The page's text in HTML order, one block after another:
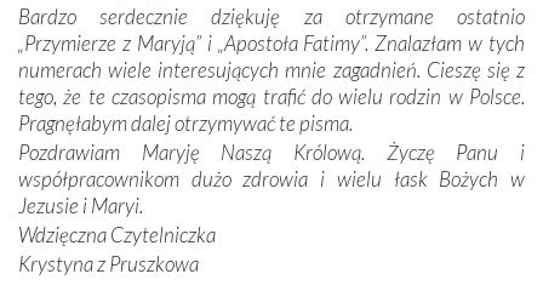
nieszczęściem i śmiercią. Te uniwersalne prawdy
przychodziły na myśl, gdy słuchaliśmy opowieści
przewodników o portugalskich monarchach i wodzach,
zwycięskich bitwach i nieszczęśliwych losach grzesznych
kochanków.
Byli tym razem pośród Apostołów Fatimy reprezentanci
każdego spośród żyjących pokoleń. Najmłodszy uczestnik
liczył sobie 13 lat, zaś senior, pan Zdzisław – już 94.
Całe życie marzyłem, by tu przyjechać
Bardzo serdecznie dziękuję za otrzymane ostatnio
„Przymierze z Maryją” i „Apostoła Fatimy”. Znalazłam w tych
numerach wiele interesujących mnie zagadnień. Cieszę się z
tego, że te czasopisma mogą trafić do wielu rodzin w Polsce.
Pragnęłabym dalej otrzymywać te pisma.
Pozdrawiam Maryję Naszą Królową. Życzę Panu i
współpracownikom dużo zdrowia i wielu łask Bożych w
Jezusie i Maryi.
Wdzięczna Czytelniczka
Krystyna z Pruszkowa